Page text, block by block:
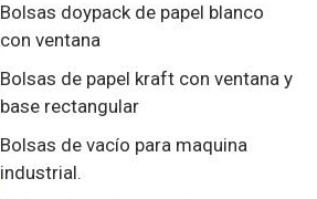
Bolsas doypack de papel blanco
con ventana
Bolsas de papel kraft con ventana y
base rectangular
Bolsas de vacío para maquina
industrial.